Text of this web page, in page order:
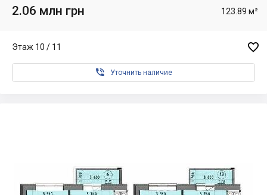
2.06 млн грн 123.89 м²
Этаж 10 / 11 
 Уточнить наличие